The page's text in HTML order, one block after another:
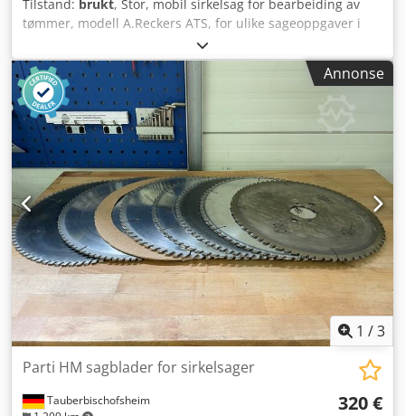
Tilstand: brukt, Stor, mobil sirkelsag for bearbeiding av
tømmer, modell A.Reckers ATS, for ulike sageoppgaver i
verksteder eller på byggeplassen. Dsdpfx Apezryvmjieck
Annonse
1 /3
Tauberbischofsheim
Parti HM sagblader for sirkelsager
320 €